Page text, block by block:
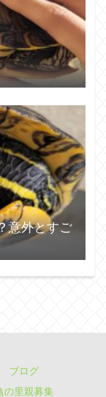
意外とすご
ブログ
の里親募集